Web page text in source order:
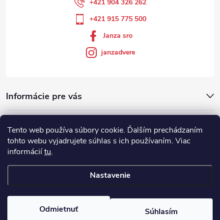
Tento web používa súbory cookie. Ďalším prechádzaním
tohto webu vyjadrujete súhlas s ich používaním. Viac
informáciítu.
Nastavenie
Odmietnuť Súhlasím
Informácie pre vás
+421 904 326 262
+421 915 775 500
Janza sro
janzadvere
Showroom
. Všetky práva vyhradené.